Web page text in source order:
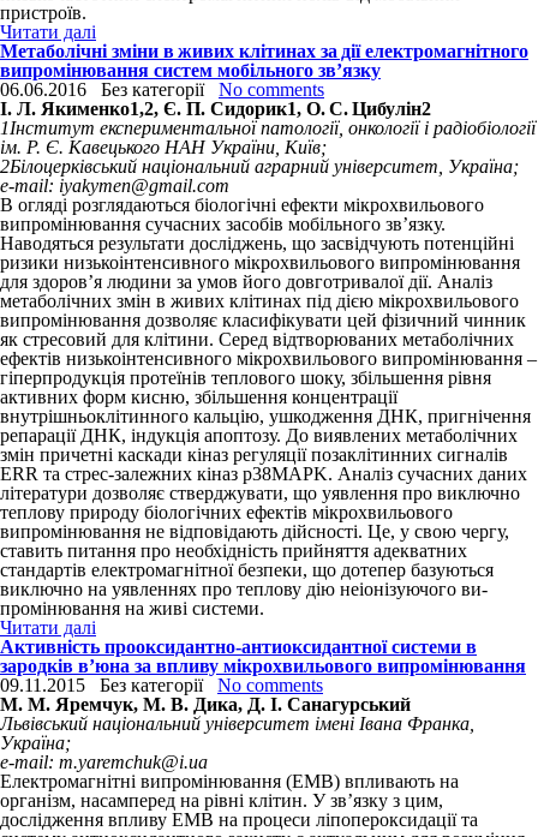
пристроїв.
Читати далі
Метаболічні зміни в живих клітинах за дії електромагнітного
випромінювання систем мобільного зв’язку
06.06.2016
Без категорії
No comments
І. Л. Якименко1,2, Є. П. Сидорик1, О. С. Цибулін2
1Інститут експериментальної патології, онкології і радіобіології
ім. Р. Є. Кавецького НАН України, Київ;
2Білоцерківський національний аграрний університет, Україна;
e-mail: iyakymen@gmail.com
В огляді розглядаються біологічні ефекти мікрохвильового
випромінювання сучасних засобів мобільного зв’язку.
Наводяться результати досліджень, що засвідчують потенційні
ризики низькоінтенсивного мікрохвильового випромінювання
для здоров’я людини за умов його довготривалої дії. Аналіз
метаболічних змін в живих клітинах під дією мікрохвильового
випромінювання дозволяє класифікувати цей фізичний чинник
як стресовий для клітини. Серед відтворюваних метаболічних
ефектів низькоінтенсивного мікрохвильового випромінювання –
гіперпродукція протеїнів теплового шоку, збільшення рівня
активних форм кисню, збільшення концентрації
внутрішньоклітинного кальцію, ушко­дження ДНК, пригнічення
репарації ДНК, індукція апоптозу. До виявлених метаболічних
змін причетні каскади кіназ регуляції позаклітинних сигналів
ERR та стрес-залежних кіназ p38MAPK. Аналіз сучасних даних
літератури дозволяє стверджувати, що уявлення про виключно
теплову природу біологічних ефектів мікрохвильового
випромінювання не відповідають дійсності. Це, у свою чергу,
ставить питання про необхідність прийняття адекватних
стандартів електромагнітної безпеки, що дотепер базуються
виключно на уявленнях про теплову дію неіонізуючого ви­
промінювання на живі системи.
Читати далі
Активність прооксидантно-антиоксидантної системи в
зародків в’юна за впливу мікрохвильового випромінювання
09.11.2015
Без категорії
No comments
М. М. Яремчук, М. В. Дика, Д. І. Санагурський
Львівський національний університет імені Івана Франка,
Україна;
e-mail: m.yaremchuk@i.ua
Електромагнітні випромінювання (ЕМВ) впливають на
організм, насамперед на рівні клітин. У зв’язку з цим,
дослідження впливу ЕМВ на процеси ліпопероксидації та